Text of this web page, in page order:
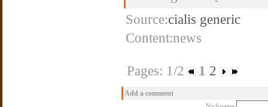
Source:cialis generic
Content:news
Pages: 1/2 1 2
Add a comment